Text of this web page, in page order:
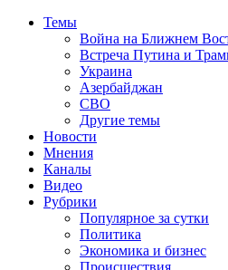
Темы
Война на Ближнем
Встреча Путина и
Украина
Азербайджан
СВО
Другие темы
Новости
Мнения
Каналы
Видео
Рубрики
Популярное за сутки
Политика
Экономика и бизнес
Происшествия